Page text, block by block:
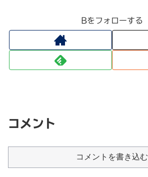
Bをフォローする
コメント
コメントを書き込む